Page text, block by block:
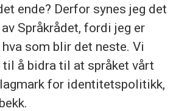
ende? Derfor synes jeg det
Språkrådet, fordi jeg er
som blir det neste. Vi
til å bidra til at språket vårt
for identitetspolitikk,